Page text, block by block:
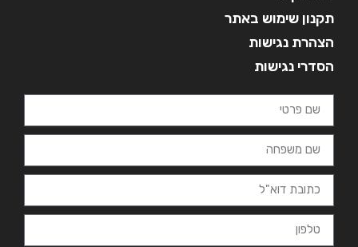
תקנון שימוש באתר
הצהרת נגישות
הסדרי נגישות